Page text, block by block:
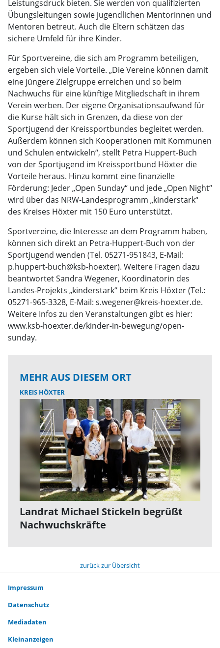
Leistungsdruck bieten. Sie werden von qualifizierten
Übungsleitungen sowie jugendlichen Mentorinnen und
Mentoren betreut. Auch die Eltern schätzen das
sichere Umfeld für ihre Kinder.
Für Sportvereine, die sich am Programm beteiligen,
ergeben sich viele Vorteile. „Die Vereine können damit
eine jüngere Zielgruppe erreichen und so beim
Nachwuchs für eine künftige Mitgliedschaft in ihrem
Verein werben. Der eigene Organisationsaufwand für
die Kurse hält sich in Grenzen, da diese von der
Sportjugend der Kreissportbundes begleitet werden.
Außerdem können sich Kooperationen mit Kommunen
und Schulen entwickeln“, stellt Petra Huppert-Buch
von der Sportjugend im Kreissportbund Höxter die
Vorteile heraus. Hinzu kommt eine finanzielle
Förderung: Jeder „Open Sunday“ und jede „Open Night“
wird über das NRW-Landesprogramm „kinderstark“
des Kreises Höxter mit 150 Euro unterstützt.
Sportvereine, die Interesse an dem Programm haben,
können sich direkt an Petra-Huppert-Buch von der
Sportjugend wenden (Tel. 05271-951843, E-Mail:
p.huppert-buch@ksb-hoexter). Weitere Fragen dazu
beantwortet Sandra Wegener, Koordinatorin des
Landes-Projekts „kinderstark“ beim Kreis Höxter (Tel.:
05271-965-3328, E-Mail: s.wegener@kreis-hoexter.de.
Weitere Infos zu den Veranstaltungen gibt es hier:
www.ksb-hoexter.de/kinder-in-bewegung/open-
sunday.
MEHR AUS DIESEM ORT
KREIS HÖXTER
Landrat Michael Stickeln begrüßt
Nachwuchskräfte
zurück zur Übersicht
Impressum
Datenschutz
Mediadaten
Kleinanzeigen